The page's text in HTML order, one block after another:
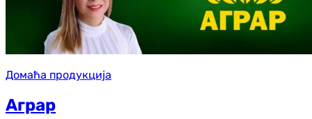
Домаћа продукција
Аграр